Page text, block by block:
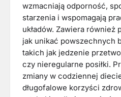
wzmacniają odporność,
starzenia i wspomagają
układów. Zawiera również
jak unikać powszechnych
takich jak jedzenie
czy nieregularne posiłki.
zmiany w codziennej
długofalowe korzyści